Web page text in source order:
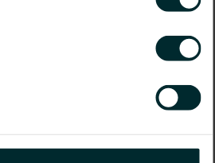
átszámolónkat.